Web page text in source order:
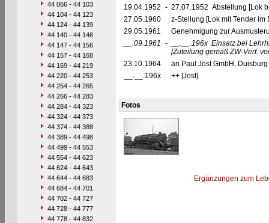
44 066 - 44 103
44 104 - 44 123
44 124 - 44 139
44 140 - 44 146
44 147 - 44 156
44 157 - 44 168
44 169 - 44 219
44 220 - 44 253
44 254 - 44 265
44 266 - 44 283
44 284 - 44 323
44 324 - 44 373
44 374 - 44 388
44 389 - 44 498
44 499 - 44 553
44 554 - 44 623
44 624 - 44 643
44 644 - 44 683
44 684 - 44 701
44 702 - 44 727
44 728 - 44 777
44 778 - 44 832
19.04.1952 - 27.07.1952 Abstellung [Lok
27.05.1960
z-Stellung [Lok mit Tender im
29.05.1961
Genehmigung zur
__.09.1961 - __.__.196x Einsatz bei
[Zuteilung gemäß ZW-Verf.
23.10.1964
an Paul Jost GmbH,
__.__.196x
++ [Jost]
Fotos
Ergänzungen zum